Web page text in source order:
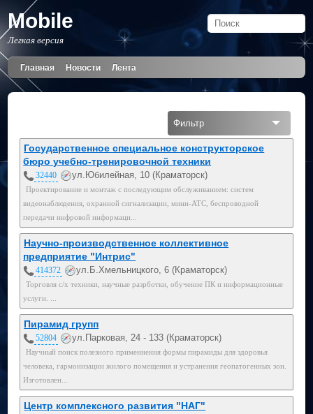
Mobile
Легкая версия
Главная Новости Лента
Фильтр
Государственное специальное конструкторское
бюро учебно-тренировочной техники
32440 ул.Юбилейная, 10 (Краматорск)
Проектирование и монтаж с последующим обслуживанием: систем
видеонаблюдения, охранной сигнализации, мини-АТС, беспроводной
передачи инфровой информаци...
Научно-производственное коллективное
предприятие "Интрис"
414372 ул.Б.Хмельницкого, 6 (Краматорск)
Торговля с/х техники, научные разрботки, обучение ПК и информационные
услуги. ...
Пирамид групп
52804 ул.Парковая, 24 - 133 (Краматорск)
Научный поиск полезного применнения формы пирамиды для здоровья
человека, гармонизации жилого помещения и устранения геопатогенных зон.
Изготовлен...
Центр комплексного развития "НАГ"